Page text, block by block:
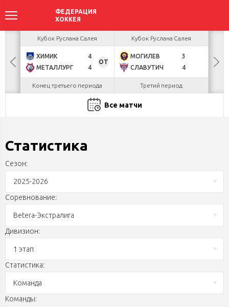
БУЛ
Кубок Руслана Салея
ХИМИК
4
МЕТАЛЛУРГ
4
ОТ
Конец третьего периода
Кубок Руслана Салея
МОГИЛЕВ
3
СЛАВУТИЧ
4
Третий период
Все матчи
Статистика
Сезон:
2025-2026
Соревнование:
Betera-Экстралига
Дивизион:
1 этап
Статистика:
Команда
Команды: